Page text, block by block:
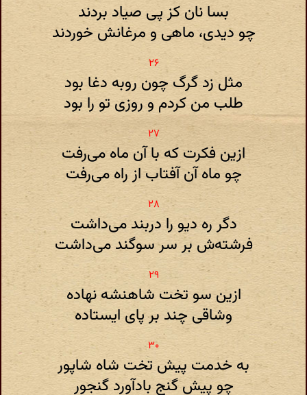
بسا نان کز پی صیاد بردند
چو دیدی‌، ماهی و مرغانش خوردند
مثل زد گرگ چون روبه دغا بود
طلب من کردم و روزی تو را بود
ازین فکرت که با آن ماه می‌رفت
چو ماه آن آفتاب از راه می‌رفت
دگر ره دیو را دربند می‌داشت
فرشته‌ش بر سر سوگند می‌داشت
ازین سو تخت شاهنشه نهاده
وشاقی چند بر پای ایستاده
به خدمت پیش تخت شاه شاپور
چو پیش گنج بادآورد گنجور